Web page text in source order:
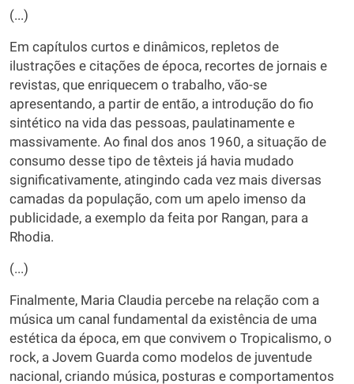
(...)
Em capítulos curtos e dinâmicos, repletos de
ilustrações e citações de época, recortes de jornais e
revistas, que enriquecem o trabalho, vão-se
apresentando, a partir de então, a introdução do fio
sintético na vida das pessoas, paulatinamente e
massivamente. Ao final dos anos 1960, a situação de
consumo desse tipo de têxteis já havia mudado
significativamente, atingindo cada vez mais diversas
camadas da população, com um apelo imenso da
publicidade, a exemplo da feita por Rangan, para a
Rhodia.
(...)
Finalmente, Maria Claudia percebe na relação com a
música um canal fundamental da existência de uma
estética da época, em que convivem o Tropicalismo, o
rock, a Jovem Guarda como modelos de juventude
nacional, criando música, posturas e comportamentos